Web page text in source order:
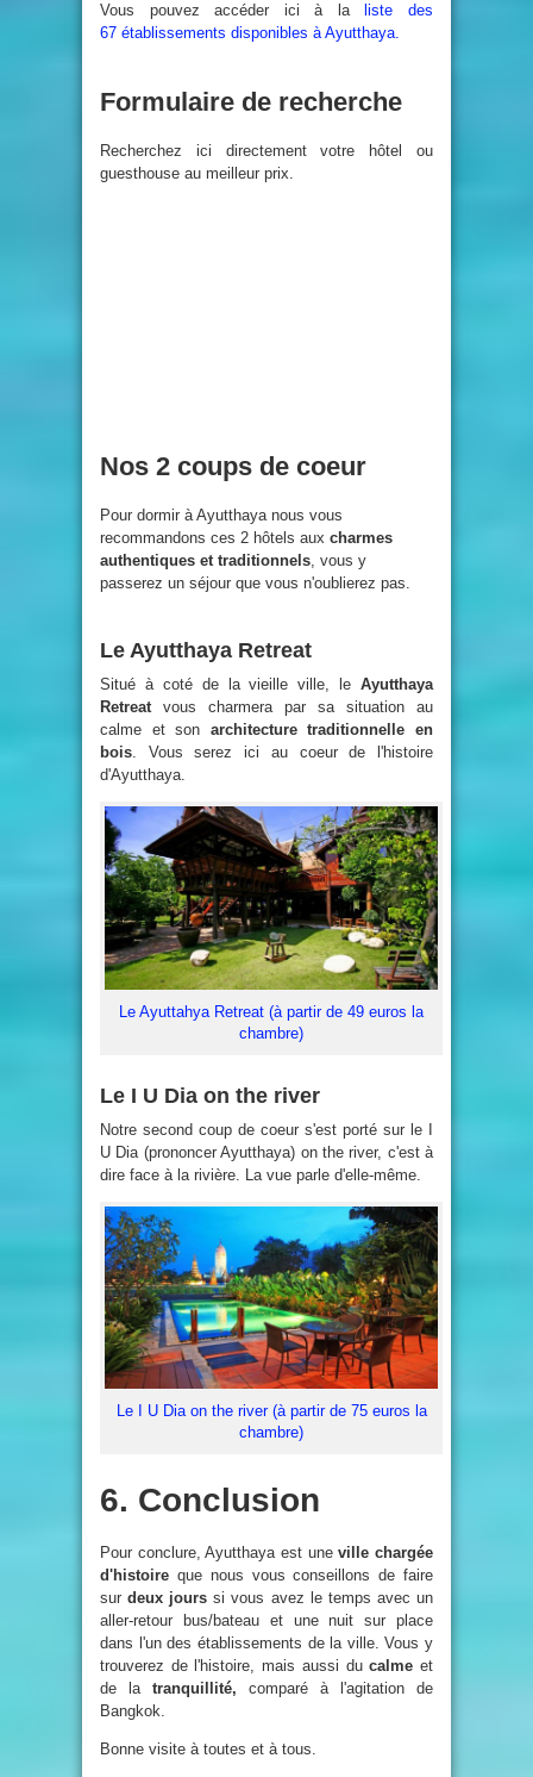
Vous pouvez accéder ici à la
liste des
67 établissements disponibles à Ayutthaya.
Formulaire de recherche
Recherchez ici directement votre hôtel ou
guesthouse au meilleur prix.
Nos 2 coups de coeur
Pour dormir à Ayutthaya nous vous
recommandons ces 2 hôtels aux charmes
authentiques et traditionnels, vous y
passerez un séjour que vous n'oublierez pas.
Le Ayutthaya Retreat
Situé à coté de la vieille ville, le Ayutthaya
Retreatvous charmera par sa situation au
calme et son architecture traditionnelle en
bois. Vous serez ici au coeur de l'histoire
d'Ayutthaya.
Le Ayuttahya Retreat (à partir de 49 euros la
chambre)
Le I U Dia on the river
Notre second coup de coeur s'est porté sur le I
U Dia (prononcer Ayutthaya) on the river, c'est à
dire face à la rivière. La vue parle d'elle-même.
Le I U Dia on the river (à partir de 75 euros la
chambre)
6. Conclusion
Pour conclure, Ayutthaya est uneville chargée
d'histoire que nous vous conseillons de faire
surdeux jours si vous avez le temps avec un
aller-retour bus/bateau et une nuit sur place
dans l'un des établissements de la ville. Vous y
trouverez de l'histoire, mais aussi ducalme et
de la tranquillité, comparé à l'agitation de
Bangkok.
Bonne visite à toutes et à tous.